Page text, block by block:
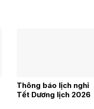
Thông báo lịch nghỉ
Tết Dương lịch 2026